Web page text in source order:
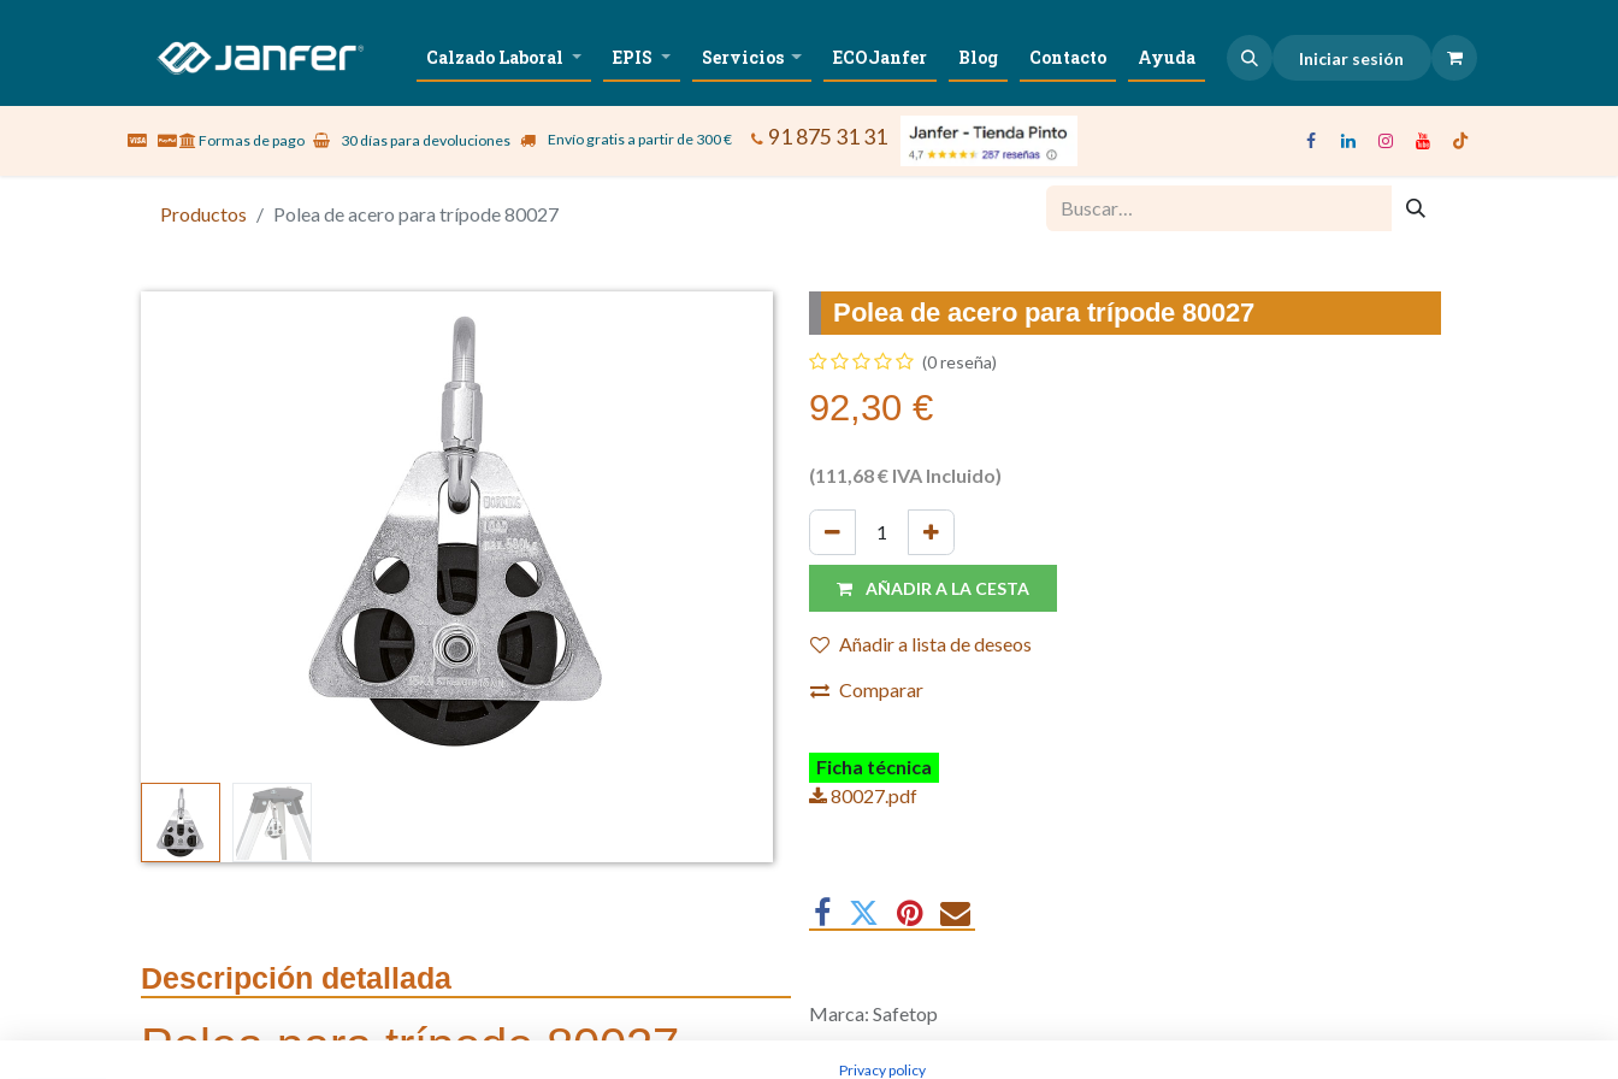
Sobre nosotros Vestuario Laboral Calzado Laboral EPIS Servicios ECOJanfer Blog Contacto Ayuda Iniciar sesión
Formas de pago 30 días para devoluciones Envío gratis a partir de 300 € 91 875 31 31
Productos Polea de acero para trípode 80027
Polea de acero para trípode 80027
(0 reseña)
92,30 €
(111,68€ IVA Incluido)
AÑADIR A LA CESTA
Añadir a lista de deseos
Comparar
Ficha técnica
80027.pdf
Descripción detallada
Polea para trípode 80027
Marca: Safetop
Privacy policy